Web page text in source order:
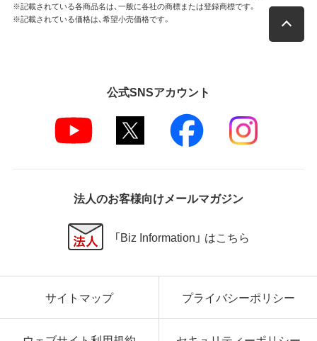
※記載されている各商品名は、一般に各社の商標または登録商標です。
※記載されている価格は、希望小売価格です。
公式SNSアカウント
法人のお客様向けメールマガジン
「Biz Information」 はこちら
サイトマップ プライバシーポリシー